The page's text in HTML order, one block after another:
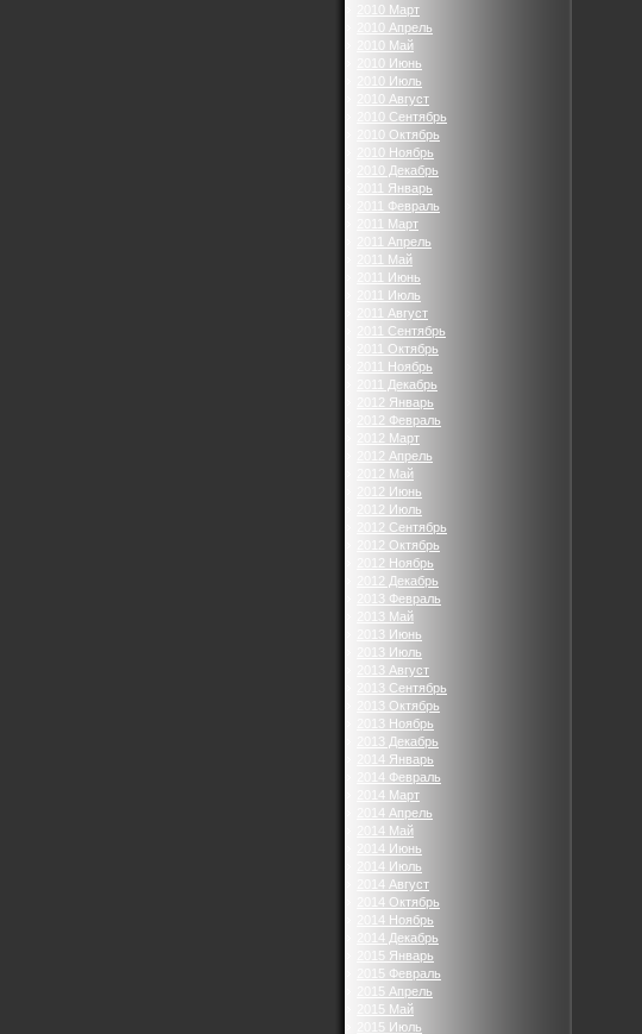
2010 Март
2010 Апрель
2010 Май
2010 Июнь
2010 Июль
2010 Август
2010 Сентябрь
2010 Октябрь
2010 Ноябрь
2010 Декабрь
2011 Январь
2011 Февраль
2011 Март
2011 Апрель
2011 Май
2011 Июнь
2011 Июль
2011 Август
2011 Сентябрь
2011 Октябрь
2011 Ноябрь
2011 Декабрь
2012 Январь
2012 Февраль
2012 Март
2012 Апрель
2012 Май
2012 Июнь
2012 Июль
2012 Сентябрь
2012 Октябрь
2012 Ноябрь
2012 Декабрь
2013 Февраль
2013 Май
2013 Июнь
2013 Июль
2013 Август
2013 Сентябрь
2013 Октябрь
2013 Ноябрь
2013 Декабрь
2014 Январь
2014 Февраль
2014 Март
2014 Апрель
2014 Май
2014 Июнь
2014 Июль
2014 Август
2014 Октябрь
2014 Ноябрь
2014 Декабрь
2015 Январь
2015 Февраль
2015 Апрель
2015 Май
2015 Июль